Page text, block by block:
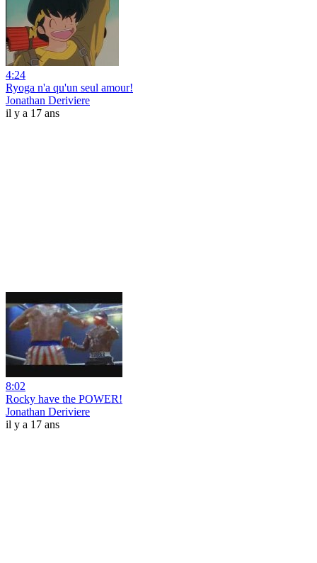
4:24
Ryoga n'a qu'un seul amour!
Jonathan Deriviere
il y a 17 ans
8:02
Rocky have the POWER!
Jonathan Deriviere
il y a 17 ans